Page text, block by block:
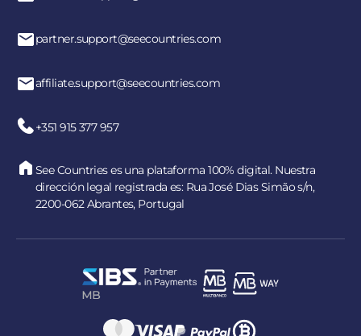
partner.support@seecountries.com
affiliate.support@seecountries.com
+351 915 377 957
See Countries es una plataforma 100% digital. Nuestra
dirección legal registrada es: Rua José Dias Simão s/n,
2200-062 Abrantes, Portugal